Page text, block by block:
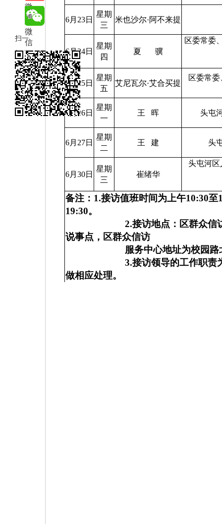
微
博
微
信
扫一
扫在
手机
打开
当前
页
6月23日
星期
三
米也沙尔·阿不来提
6月24日
星期
四
夏 骥
区委常委
6月25日
星期
五
艾尼瓦尔·艾合买提
区委常
6月26日
星期
一
王 晖 头屯
6月27日
星期
二
王 建 头
6月30日
星期
三
崔绪华
头屯河
备注： 1.接访值班时间为上午10:30至
19:30。
2.接访地点：区群众信
说事点，区群众信访
服务中心地址为校园
3.接访领导的工作职责
做相应处理。